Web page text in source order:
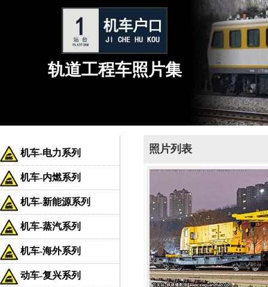
轨道工程车照片集
机车-电力系列
机车-内燃系列
机车-新能源系列
机车-蒸汽系列
机车-海外系列
动车-复兴系列
照片列表